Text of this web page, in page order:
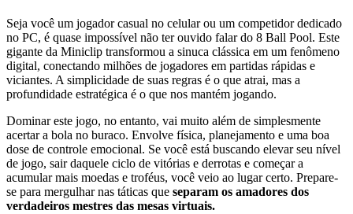
Seja você um jogador casual no celular ou um competidor dedicado
no PC, é quase impossível não ter ouvido falar do 8 Ball Pool. Este
gigante da Miniclip transformou a sinuca clássica em um fenômeno
digital, conectando milhões de jogadores em partidas rápidas e
viciantes. A simplicidade de suas regras é o que atrai, mas a
profundidade estratégica é o que nos mantém jogando.
Dominar este jogo, no entanto, vai muito além de simplesmente
acertar a bola no buraco. Envolve física, planejamento e uma boa
dose de controle emocional. Se você está buscando elevar seu nível
de jogo, sair daquele ciclo de vitórias e derrotas e começar a
acumular mais moedas e troféus, você veio ao lugar certo. Prepare-
se para mergulhar nas táticas que separam os amadores dos
verdadeiros mestres das mesas virtuais.